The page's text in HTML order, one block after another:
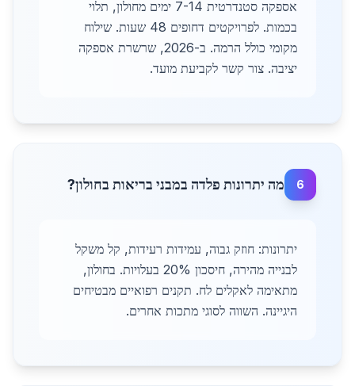
אספקה סטנדרטית 7-14 ימים מחולון, תלוי
בכמות. לפרויקטים דחופים 48 שעות. שילוח
מקומי כולל הרמה. ב-2026, שרשרת אספקה
יציבה. צור קשר לקביעת מועד.
6 מה יתרונות פלדה במבני בריאות בחולון?
יתרונות: חוזק גבוה, עמידות רעידות, קל משקל
לבנייה מהירה, חיסכון 20% בעלויות. בחולון,
מתאימה לאקלים לח. תקנים רפואיים מבטיחים
היגיינה. השווה לסוגי מתכות אחרים.